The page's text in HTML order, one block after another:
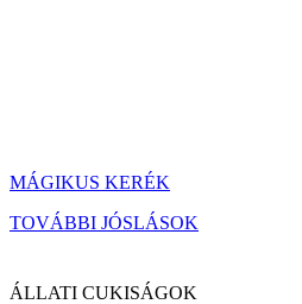
MÁGIKUS KERÉK
TOVÁBBI JÓSLÁSOK
ÁLLATI CUKISÁGOK